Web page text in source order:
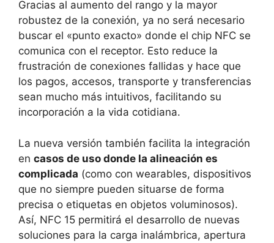
Gracias al aumento del rango y la mayor
robustez de la conexión, ya no será necesario
buscar el «punto exacto» donde el chip NFC se
comunica con el receptor. Esto reduce la
frustración de conexiones fallidas y hace que
los pagos, accesos, transporte y transferencias
sean mucho más intuitivos, facilitando su
incorporación a la vida cotidiana.
La nueva versión también facilita la integración
en casos de uso donde la alineación es
complicada (como con wearables, dispositivos
que no siempre pueden situarse de forma
precisa o etiquetas en objetos voluminosos).
Así, NFC 15 permitirá el desarrollo de nuevas
soluciones para la carga inalámbrica, apertura